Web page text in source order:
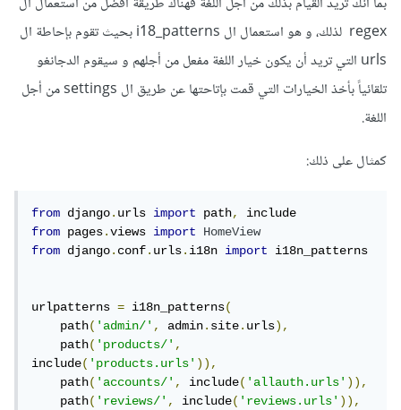
regex لذلك، و هو استعمال ال i18_patterns بحيث تقوم بإحاطة ال
urls التي تريد أن يكون خيار اللغة مفعل من أجلهم و سيقوم الدجانغو
تلقائياً بأخذ الخيارات التي قمت بإتاحتها عن طريق ال settings من أجل
اللغة.
كمثال على ذلك:
from django.urls import path,
from pages.views import
HomeView
from django.conf.urls.i18n import i18n_patterns
urlpatterns = i18n_patterns(
    path
('admin/', admin.site.urls),
    path
('products/',
include('products.urls')),
    path
('accounts/', include('allauth.urls')),
    path
('reviews/', include('reviews.urls')),